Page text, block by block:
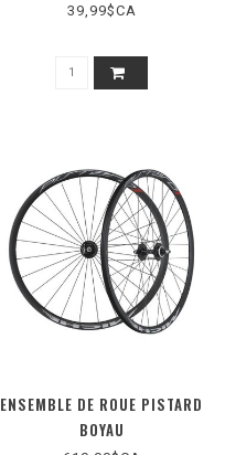
39,99$CA
ENSEMBLE DE ROUE PISTARD
BOYAU